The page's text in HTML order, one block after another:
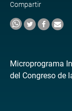
Compartir
Microprograma
del Congreso de